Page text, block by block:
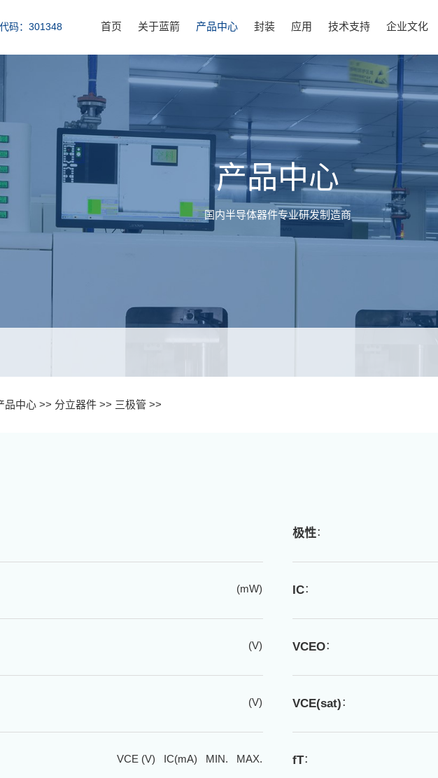
码：301348 首页 关于蓝箭 产品中心 封装 应用 技术支持 企业文化
产品中心
国内半导体器件专业研发制造商
品中心 >> 分立器件 >> 三极管 >>
极性：
(mW) IC：
(V) VCEO：
(V) VCE(sat)：
VCE (V) IC(mA) MIN. MAX. fT：